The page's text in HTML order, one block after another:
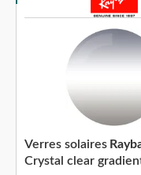
Crystal clear
Verres solaires